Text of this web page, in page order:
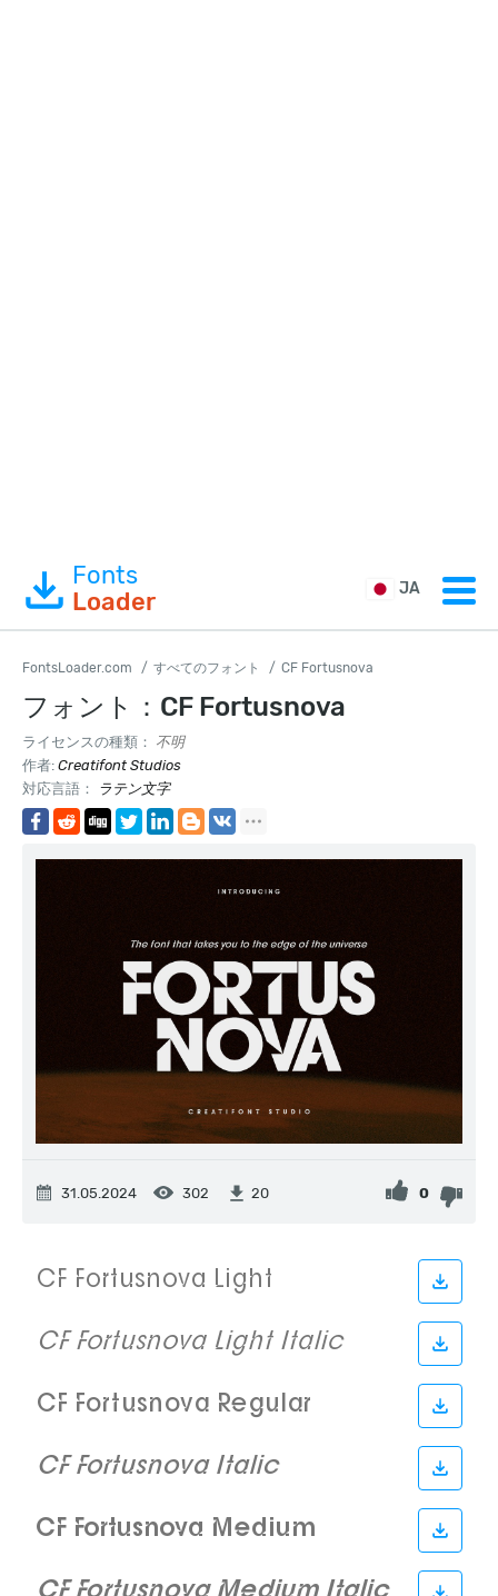
Fonts
Loader
JA
FontsLoader.com すべてのフォント CF Fortusnova
フォント：CF Fortusnova
ライセンスの種類： 不明
作者: Creatifont Studios
対応言語：
ラテン文字
31.05.2024 302 20 0